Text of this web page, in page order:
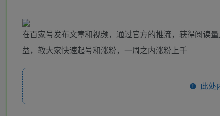
在百家号发布文章和视频，通过官方的推流，获得阅读
益，教大家快速起号和涨粉，一周之内涨粉上千
此处